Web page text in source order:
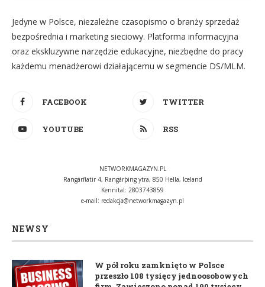
Jedyne w Polsce, niezależne czasopismo o branży sprzedaż
bezpośrednia i marketing sieciowy. Platforma informacyjna
oraz ekskluzywne narzędzie edukacyjne, niezbędne do pracy
każdemu menadżerowi działającemu w segmencie DS/MLM.
FACEBOOK TWITTER
YOUTUBE RSS
NETWORKMAGAZYN.PL
Rangárflatir 4, Rangárþing ytra, 850 Hella, Iceland
Kennital: 2803743859
e-mail: redakcja@networkmagazyn.pl
NEWSY
W pół roku zamknięto w Polsce
przeszło 108 tysięcy jednoosobowych